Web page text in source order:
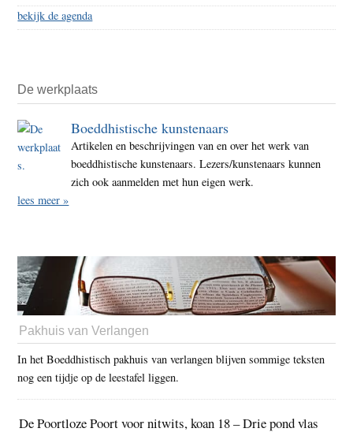
bekijk de agenda
De werkplaats
Boeddhistische kunstenaars
Artikelen en beschrijvingen van en over het werk van
boeddhistische kunstenaars. Lezers/kunstenaars kunnen
zich ook aanmelden met hun eigen werk.
lees meer »
Pakhuis van Verlangen
In het Boeddhistisch pakhuis van verlangen blijven sommige teksten
nog een tijdje op de leestafel liggen.
De Poortloze Poort voor nitwits, koan 18 – Drie pond vlas